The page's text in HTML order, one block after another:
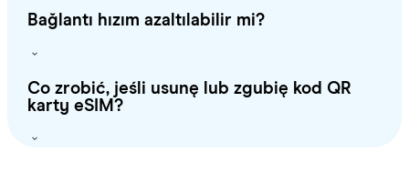
Bağlantı hızım azaltılabilir mi?
Co zrobić, jeśli usunę lub zgubię kod QR
karty eSIM?